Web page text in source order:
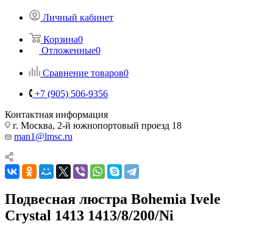
Личный кабинет
Корзина0
Отложенные0
Сравнение товаров0
+7 (905) 506-9356
Контактная информация
г. Москва, 2-й южнопортовый проезд 18
man1@lmsc.ru
Подвесная люстра Bohemia Ivele
Crystal 1413 1413/8/200/Ni